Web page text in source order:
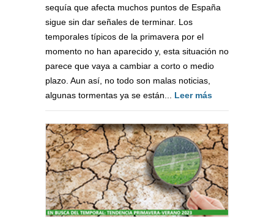
sequía que afecta muchos puntos de España
sigue sin dar señales de terminar. Los
temporales típicos de la primavera por el
momento no han aparecido y, esta situación no
parece que vaya a cambiar a corto o medio
plazo. Aun así, no todo son malas noticias,
algunas tormentas ya se están... Leer más